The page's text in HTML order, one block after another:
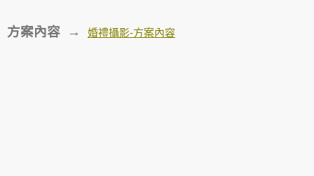
方案內容 → 婚禮攝影-方案內容